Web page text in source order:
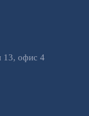
13, офис 4